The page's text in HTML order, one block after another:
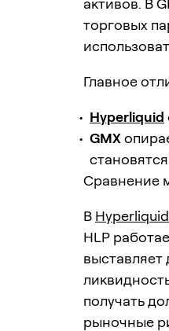
активов. В
торговых
Главное
Hyperliquid
GMX
Сравнение
В Hyperliquid
HLP
выставляет
получать
рыночные